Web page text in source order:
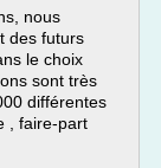
nous
des futurs
le choix
sont très
différentes
, faire-part